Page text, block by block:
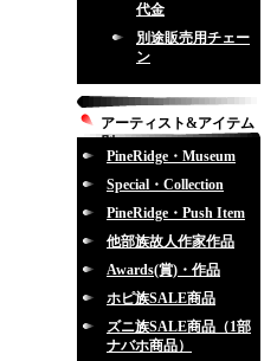
代金
別途販売用チェー
ン
アーティスト&アイテム
別
PineRidge・Museum
Special・Collection
PineRidge・Push Item
他部族故人作家作品
Awards(賞)・作品
ホピ族SALE商品
ズニ族SALE商品（1部
ナバホ商品）